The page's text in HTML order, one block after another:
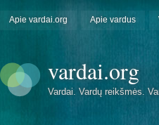
Apie vardai.org Apie vardus
vardai.org
Vardai. Vardų reikšmės.